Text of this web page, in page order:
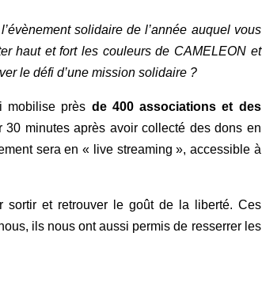
solidaire de l’année auquel vous
haut et fort les couleurs de CAMELEON et
le défi d’une mission solidaire ?
mobilise près de 400 associations et des
minutes après avoir collecté des dons en
sera en « live streaming », accessible à
sortir et retrouver le goût de la liberté. Ces
ils nous ont aussi permis de resserrer les